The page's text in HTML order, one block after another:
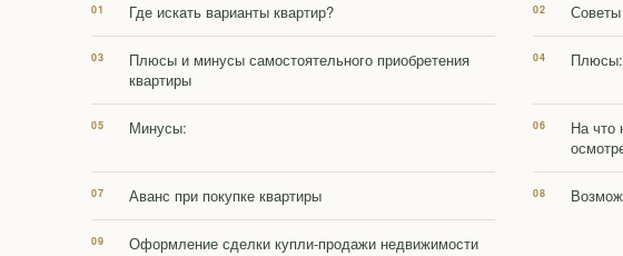
Где искать варианты квартир? Советы
Плюсы и минусы самостоятельного приобретения
квартиры
Плюсы:
Минусы:
На что
Аванс при покупке квартиры
Оформление сделки купли-продажи недвижимости